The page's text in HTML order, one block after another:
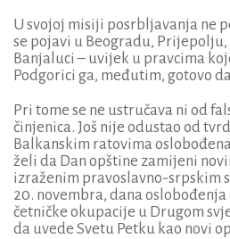
U svojoj misiji posrbljavanja ne
se pojavi u Beogradu, Prijepolju,
Banjaluci – uvijek u pravcima
Podgorici ga, međutim, gotovo
Pri tome se ne ustručava ni od
činjenica. Još nije odustao od
Balkanskim ratovima
želi da Dan opštine zamijeni
izraženim pravoslavno-srpskim
20. novembra, dana
četničke okupacije u Drugom
da uvede Svetu Petku kao novi